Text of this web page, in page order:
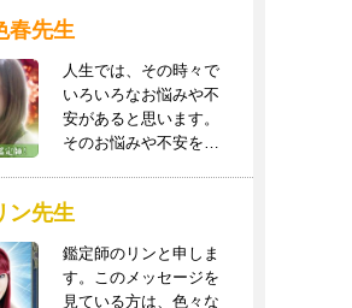
春先生
人生では、その時々で
いろいろなお悩みや不
安があると思います。
そのお悩みや不安をお
ン先生
鑑定師のリンと申しま
す。このメッセージを
見ている方は、色々な